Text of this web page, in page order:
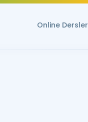
Online Dersler